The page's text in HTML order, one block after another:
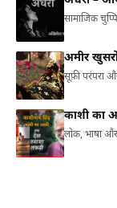
सामाजिक
अमीर
सूफ़ी परंपरा
काशी का
लोक, भाषा